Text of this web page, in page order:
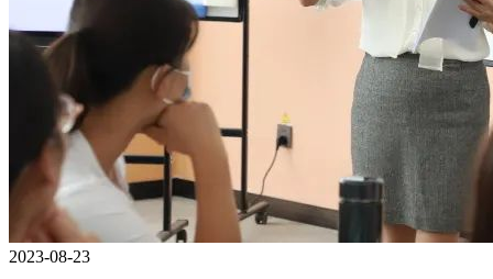
2023-08-23